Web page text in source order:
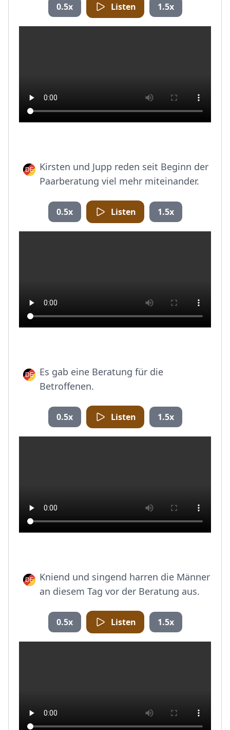
0.5x Listen 1.5x
Kirsten und Jupp reden seit Beginn der
Paarberatung viel mehr miteinander.
0.5x Listen 1.5x
Es gab eine Beratung für die
Betroffenen.
0.5x Listen 1.5x
Kniend und singend harren die Männer
an diesem Tag vor der Beratung aus.
0.5x Listen 1.5x